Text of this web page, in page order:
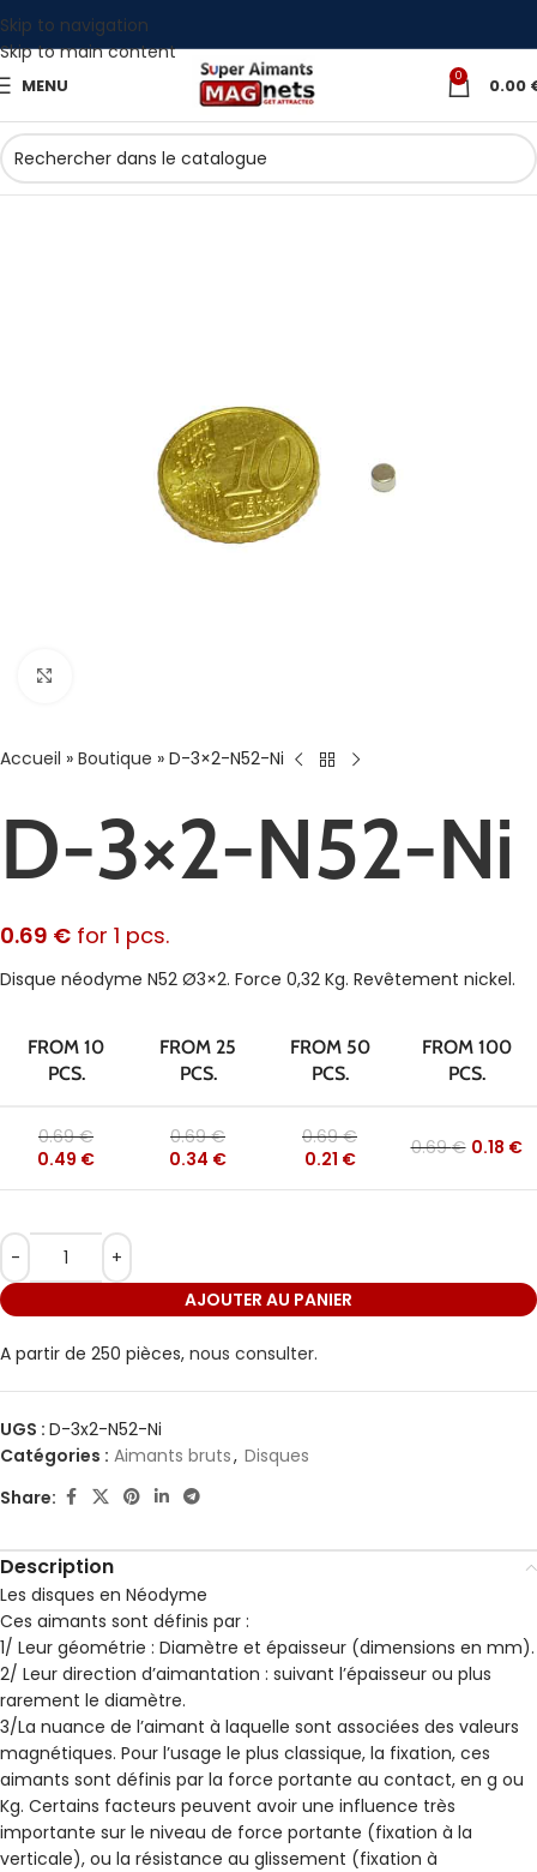
Skip to navigation
Skip to main content
MENU 0 0.00
Accueil » Boutique » D-3×2-N52-Ni
D-3×2-N52-Ni
0.69 € for 1 pcs.
Disque néodyme N52 Ø3×2. Force 0,32 Kg. Revêtement nickel.
FROM 10
PCS.
FROM 25
PCS.
FROM 50
PCS.
FROM 100
PCS.
0.69€
0.49 €
0.69€
0.34 €
0.69€
0.21 € 0.69€ 0.18 €
AJOUTER AU PANIER
A partir de 250 pièces, nous consulter.
UGS : D-3x2-N52-Ni
Catégories : Aimants bruts, Disques
Share:
Description
Les disques en Néodyme
Ces aimants sont définis par :
1/ Leur géométrie : Diamètre et épaisseur (dimensions en mm).
2/ Leur direction d’aimantation : suivant l’épaisseur ou plus
rarement le diamètre.
3/La nuance de l’aimant à laquelle sont associées des valeurs
magnétiques. Pour l’usage le plus classique, la fixation, ces
aimants sont définis par la force portante au contact, en g ou
Kg. Certains facteurs peuvent avoir une influence très
importante sur le niveau de force portante (fixation à la
verticale), ou la résistance au glissement (fixation à